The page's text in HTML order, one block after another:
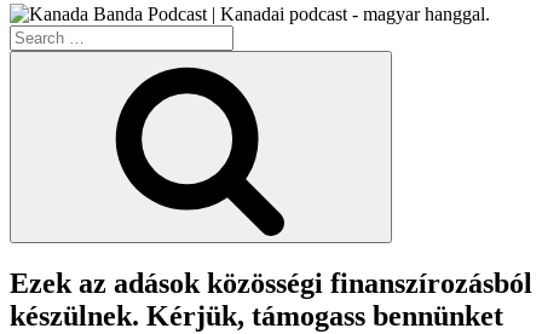
Helyzetjelentés
Search
for:
Ezek az adások közösségi finanszírozásból
készülnek. Kérjük, támogass bennünket